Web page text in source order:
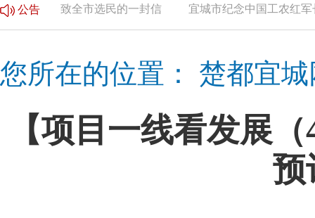
公告
告 致全市选民的一封信 宜城市纪念中国工农红军长
您所在的位置： 楚都宜城
【项目一线看发展
预